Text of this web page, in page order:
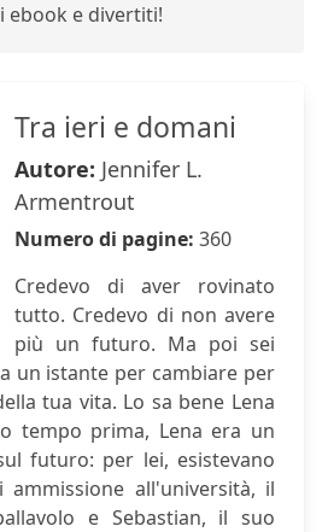
ebook e divertiti!
Tra ieri e domani
Autore: Jennifer L.
Armentrout
Numero di pagine: 360
Credevo di aver rovinato
tutto. Credevo di non avere
più un futuro. Ma poi sei
un istante per cambiare per
tua vita. Lo sa bene Lena
tempo prima, Lena era un
futuro: per lei, esistevano
all'università, il
e Sebastian, il suo